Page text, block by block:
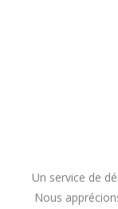
Un service de
Nous